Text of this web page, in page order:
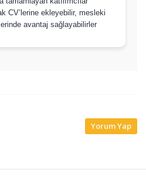
CV’lerine ekleyebilir, mesleki
avantaj sağlayabilirler
Yorum Yap